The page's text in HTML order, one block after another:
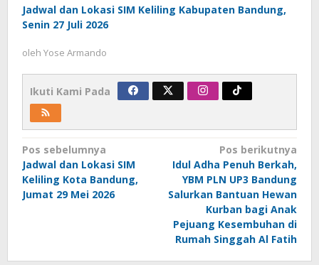
Jadwal dan Lokasi SIM Keliling Kabupaten Bandung,
Senin 27 Juli 2026
oleh Yose Armando
Ikuti Kami Pada
Navigasi
pos
Pos sebelumnya
Jadwal dan Lokasi SIM
Keliling Kota Bandung,
Jumat 29 Mei 2026
Pos berikutnya
Idul Adha Penuh Berkah,
YBM PLN UP3 Bandung
Salurkan Bantuan Hewan
Kurban bagi Anak
Pejuang Kesembuhan di
Rumah Singgah Al Fatih